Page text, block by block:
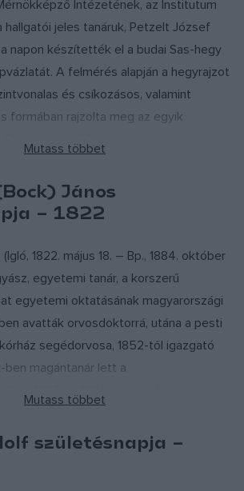
ben aKortársrovatvezetője lett,
főmunkatársként segítette a
1991-től a Nemzeti Színház
működött. Alapító és vezetőségi
megalakult Magyar Művészeti
Géza életrajza (részlet)
Intézetének, az Institutum
hallgatói jeles tanáruk, Petzelt József
napon készítették el a budai Sas-hegy
A felmérés alapján a hegyrajzot
és csíkozásos, valamint
formában rajzolta meg az egyik
első fennmaradt tanújelei.
1993)
János
– 1822
(Igló, 1822. május 18. – Bp., 1884. október
egyetemi tanár, a korszerű
egyetemi oktatásának magyarországi
avatták orvosdoktorrá, utána a pesti
segédorvosa, 1852-től igazgató
ben magántanár lett a
Tanács tagja volt. Idegen
a gyermekkori sebészeti
születésnapja –